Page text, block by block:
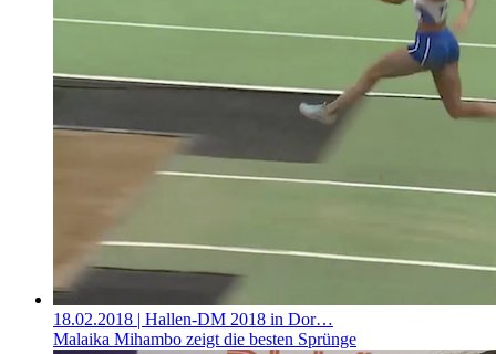
18.02.2018 | Hallen-DM 2018 in Dor…
Malaika Mihambo zeigt die besten Sprünge